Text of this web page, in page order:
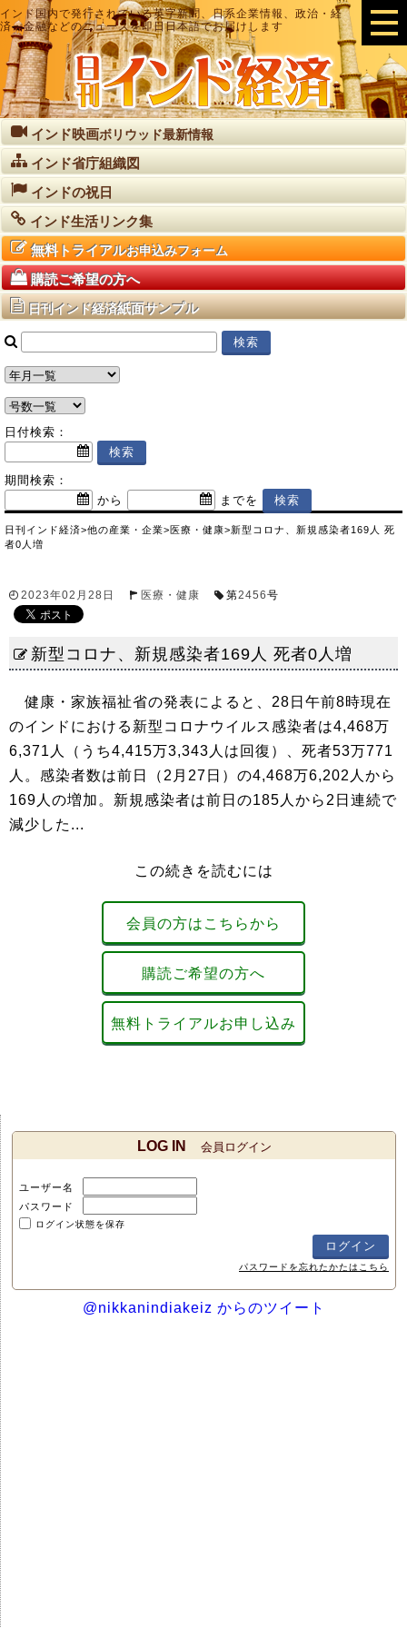
インド国内で発行されている英字新聞、日系企業情報、政治・経
済・金融などのニュースを即日日本語でお届けします
インド映画ボリウッド最新情報
インド省庁組織図
インドの祝日
インド生活リンク集
無料トライアルお申込みフォーム
購読ご希望の方へ
日刊インド経済紙面サンプル
日付検索：
期間検索：
から
までを
日刊インド経済>他の産業・企業>医療・健康>新型コロナ、新規感染者169人 死
者0人増
2023年02月28日 医療・健康 第2456号
新型コロナ、新規感染者169人 死者0人増
健康・家族福祉省の発表によると、28日午前8時現在
のインドにおける新型コロナウイルス感染者は4,468万
6,371人（うち4,415万3,343人は回復）、死者53万771
人。感染者数は前日（2月27日）の4,468万6,202人から
169人の増加。新規感染者は前日の185人から2日連続で
減少した...
この続きを読むには
会員の方はこちらから
購読ご希望の方へ
無料トライアルお申し込み
LOG IN 会員ログイン
ユーザー名
パスワード
ログイン状態を保存
パスワードを忘れたかたはこちら
@nikkanindiakeiz からのツイート